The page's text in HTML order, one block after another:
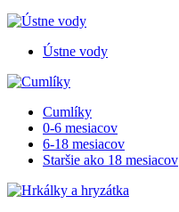
Ústne vody
Cumlíky
0-6 mesiacov
6-18 mesiacov
Staršie ako 18 mesiacov